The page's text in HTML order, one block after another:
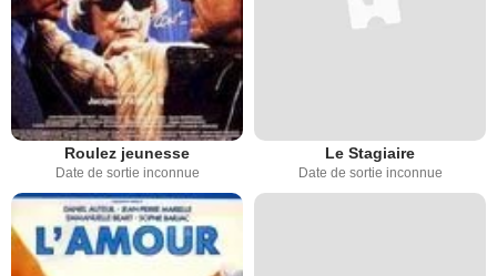
Roulez jeunesse
Date de sortie inconnue
Le Stagiaire
Date de sortie inconnue